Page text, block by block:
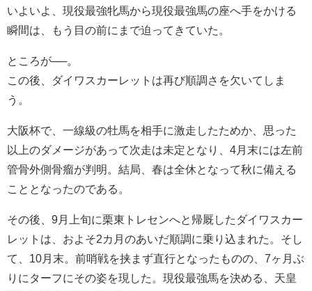
いよいよ、現役最強牝馬から現役最強馬の座へ手をかける
瞬間は、もう目の前にまで迫ってきていた。
ところが──。
この後、ダイワスカーレットは再び順調さを欠いてしま
う。
大阪杯で、一線級の牡馬を相手に激走したためか、思った
以上のダメージがあって次走は未定となり、4月末には左前
管骨外側骨瘤が判明。結局、春は全休となって秋に備える
こととなったのである。
その後、9月上旬に栗東トレセンへと帰厩したダイワスカー
レットは、およそ2カ月のあいだ順調に乗り込まれた。そし
て、10月末。前哨戦を挟まず直行となったものの、7ヶ月ぶ
りにターフにその姿を現した。現役最強馬を決める、天皇